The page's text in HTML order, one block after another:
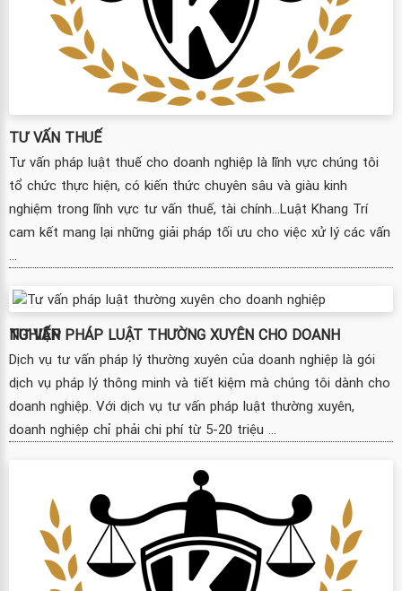
TƯ VẤN THUẾ
Tư vấn pháp luật thuế cho doanh nghiệp là lĩnh vực chúng tôi
tổ chức thực hiện, có kiến thức chuyên sâu và giàu kinh
nghiệm trong lĩnh vực tư vấn thuế, tài chính...Luật Khang Trí
cam kết mang lại những giải pháp tối ưu cho việc xử lý các vấn
...
TƯ VẤN PHÁP LUẬT THƯỜNG XUYÊN CHO DOANH NGHIỆP
Dịch vụ tư vấn pháp lý thường xuyên của doanh nghiệp là gói
dịch vụ pháp lý thông minh và tiết kiệm mà chúng tôi dành cho
doanh nghiệp. Với dịch vụ tư vấn pháp luật thường xuyên,
doanh nghiệp chỉ phải chi phí từ 5-20 triệu ...